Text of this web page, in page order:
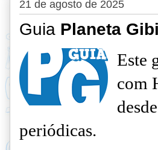
21 de agosto de 2025
Guia Planeta Gibi
Este
com
periódicas.